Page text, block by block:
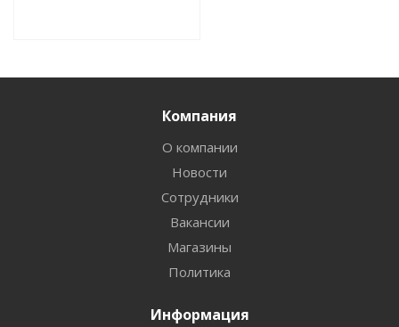
Компания
О компании
Новости
Сотрудники
Вакансии
Магазины
Политика
Информация